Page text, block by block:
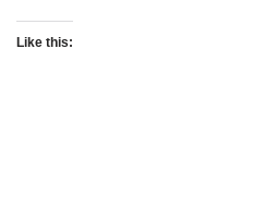
Like this: